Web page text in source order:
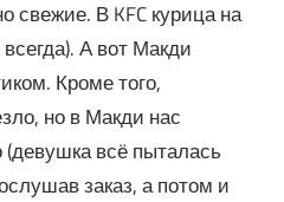
свежие. В KFC курица на
А вот Макди
Кроме того,
но в Макди нас
всё пыталась
заказ, а потом и